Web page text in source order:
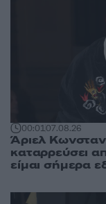
00:0107.08.26
Άριελ
καταρρεύσει
είμαι σήμερα